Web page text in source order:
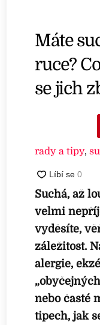
Máte
ruce?
se jich
rady a tipy,
Suchá, až
velmi
vyděsíte,
záležitost.
alergie,
nebo časté
tipech, jak